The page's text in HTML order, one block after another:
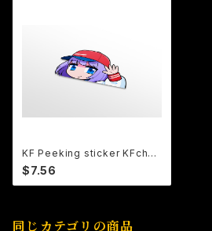
KF Peeking sticker KFchan
ver.28
$7.56
同じカテゴリの商品